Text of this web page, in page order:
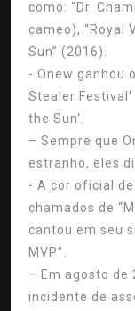
como: “Dr.
cameo), “Royal
Sun” (2016).
- Onew ganhou
Stealer
the Sun'.
– Sempre que
estranho, eles
- A cor oficial
chamados de
cantou em seu
MVP”.
– Em agosto de
incidente de